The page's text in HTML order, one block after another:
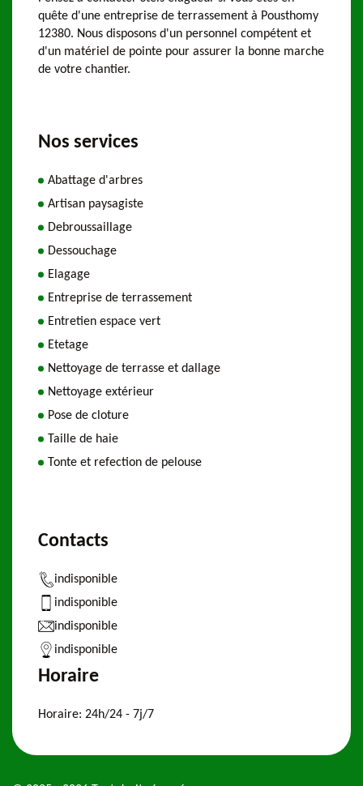
quête d'une entreprise de terrassement à Pousthomy
12380. Nous disposons d'un personnel compétent et
d'un matériel de pointe pour assurer la bonne marche
de votre chantier.
Nos services
Abattage d'arbres
Artisan paysagiste
Debroussaillage
Dessouchage
Elagage
Entreprise de terrassement
Entretien espace vert
Etetage
Nettoyage de terrasse et dallage
Nettoyage extérieur
Pose de cloture
Taille de haie
Tonte et refection de pelouse
Contacts
indisponible
indisponible
indisponible
indisponible
Horaire
Horaire: 24h/24 - 7j/7